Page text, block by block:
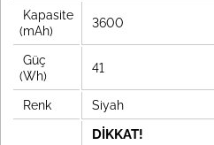
Kapasite
(mAh)
3600
Güç
(Wh)
41
Renk Siyah
DİKKAT!